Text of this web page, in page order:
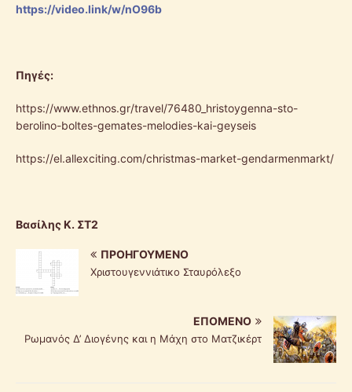
https://video.link/w/nO96b
Πηγές:
https://www.ethnos.gr/travel/76480_hristoygenna-sto-
berolino-boltes-gemates-melodies-kai-geyseis
https://el.allexciting.com/christmas-market-gendarmenmarkt/
Βασίλης Κ. ΣΤ2
ΠΡΟΗΓΟΎΜΕΝΟ
Χριστουγεννιάτικο Σταυρόλεξο
ΕΠΌΜΕΝΟ
Ρωμανός Δ’ Διογένης και η Μάχη στο Ματζικέρτ